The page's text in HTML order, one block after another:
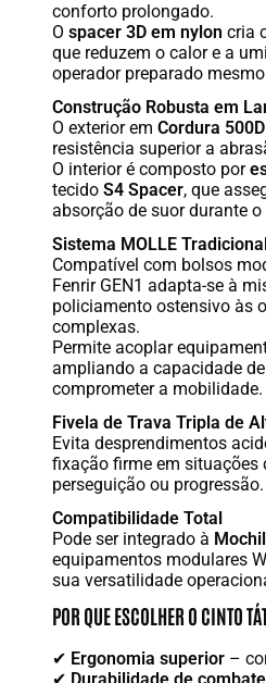
conforto prolongado.
O spacer 3D em nylon cria
que reduzem o calor e a
operador preparado
Construção Robusta em
O exterior em Cordura
resistência superior a
O interior é composto por
tecido S4 Spacer, que
absorção de suor durante
Sistema MOLLE
Compatível com bolsos
Fenrir GEN1 adapta-se à
policiamento ostensivo às
complexas.
Permite acoplar
ampliando a capacidade
comprometer a mobilidade.
Fivela de Trava Tripla de
Evita desprendimentos
fixação firme em situações
perseguição ou progressão.
Compatibilidade Total
Pode ser integrado à
equipamentos modulares
sua versatilidade
POR QUE ESCOLHER O CINTO
✔ Ergonomia superior –